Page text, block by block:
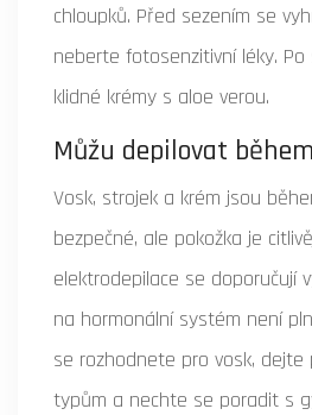
chloupků. Před sezením se
neberte fotosenzitivní léky. Po
klidné krémy s aloe verou.
Můžu depilovat
Vosk, strojek a krém jsou
bezpečné, ale pokožka je
elektrodepilace se doporučují
na hormonální systém není
se rozhodnete pro vosk,
typům a nechte se poradit s